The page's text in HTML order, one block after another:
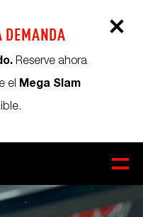
DEMANDA
Reserve ahora
el Mega Slam